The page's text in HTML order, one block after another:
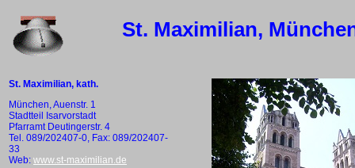
St. Maximilian,
St. Maximilian, kath.
München, Auenstr. 1
Stadtteil Isarvorstadt
Pfarramt Deutingerstr. 4
Tel. 089/202407-0, Fax: 089/202407-
33
Web: www.st-maximilian.de